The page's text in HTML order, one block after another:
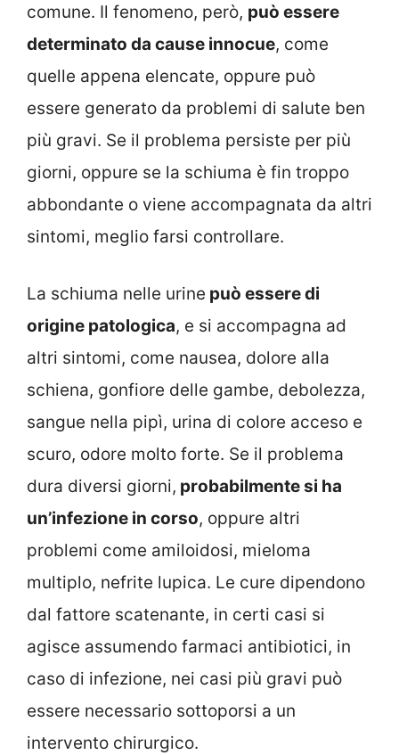
comune. Il fenomeno, però, può essere
determinato da cause innocue, come
quelle appena elencate, oppure può
essere generato da problemi di salute ben
più gravi. Se il problema persiste per più
giorni, oppure se la schiuma è fin troppo
abbondante o viene accompagnata da altri
sintomi, meglio farsi controllare.
La schiuma nelle urine può essere di
origine patologica, e si accompagna ad
altri sintomi, come nausea, dolore alla
schiena, gonfiore delle gambe, debolezza,
sangue nella pipì, urina di colore acceso e
scuro, odore molto forte. Se il problema
dura diversi giorni, probabilmente si ha
un’infezione in corso, oppure altri
problemi come amiloidosi, mieloma
multiplo, nefrite lupica. Le cure dipendono
dal fattore scatenante, in certi casi si
agisce assumendo farmaci antibiotici, in
caso di infezione, nei casi più gravi può
essere necessario sottoporsi a un
intervento chirurgico.